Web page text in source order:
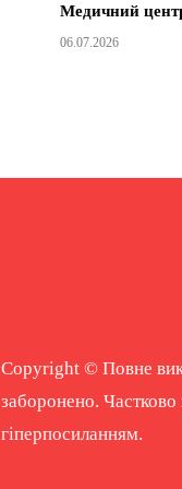
Медичний
06.07.2026
Copyright © Повне
заборонено.
гіперпосиланням.